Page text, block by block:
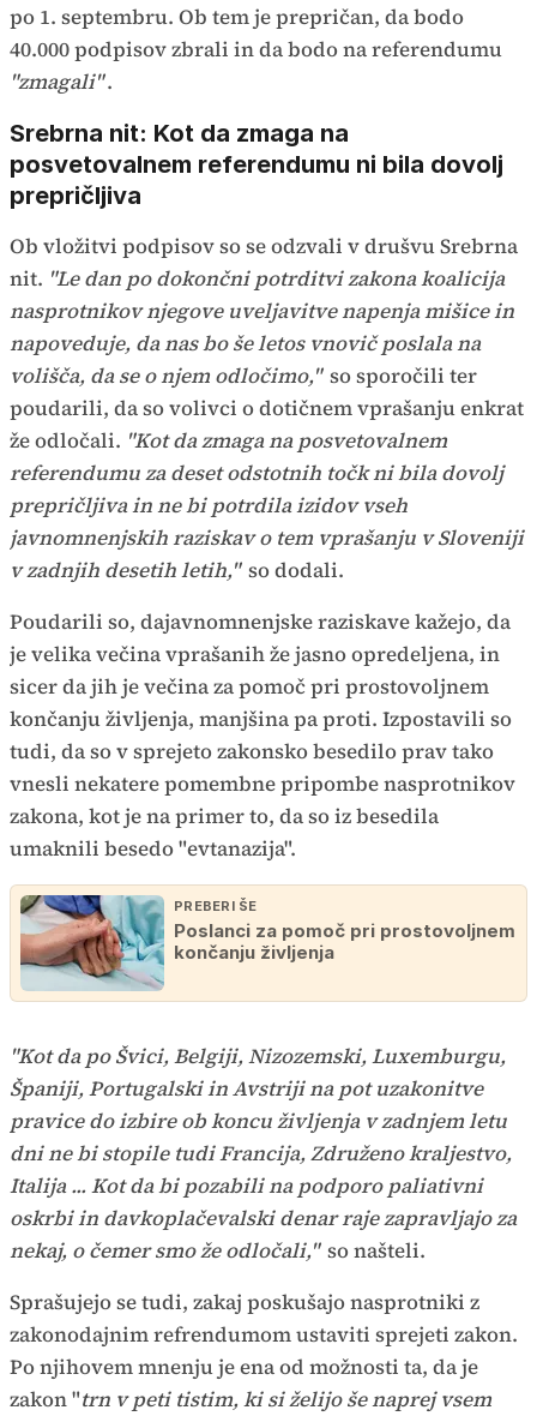
po 1. septembru. Ob tem je prepričan, da bodo
40.000 podpisov zbrali in da bodo na referendumu
"zmagali".
Srebrna nit: Kot da zmaga na
posvetovalnem referendumu ni bila dovolj
prepričljiva
Ob vložitvi podpisov so se odzvali v drušvu Srebrna
nit. "Le dan po dokončni potrditvi zakona koalicija
nasprotnikov njegove uveljavitve napenja mišice in
napoveduje, da nas bo še letos vnovič poslala na
volišča, da se o njem odločimo," so sporočili ter
poudarili, da so volivci o dotičnem vprašanju enkrat
že odločali. "Kot da zmaga na posvetovalnem
referendumu za deset odstotnih točk ni bila dovolj
prepričljiva in ne bi potrdila izidov vseh
javnomnenjskih raziskav o tem vprašanju v Sloveniji
v zadnjih desetih letih," so dodali.
Poudarili so, dajavnomnenjske raziskave kažejo, da
je velika večina vprašanih že jasno opredeljena, in
sicer da jih je večina za pomoč pri prostovoljnem
končanju življenja, manjšina pa proti. Izpostavili so
tudi, da so v sprejeto zakonsko besedilo prav tako
vnesli nekatere pomembne pripombe nasprotnikov
zakona, kot je na primer to, da so iz besedila
umaknili besedo "evtanazija".
PREBERI ŠE
Poslanci za pomoč pri prostovoljnem
končanju življenja
"Kot da po Švici, Belgiji, Nizozemski, Luxemburgu,
Španiji, Portugalski in Avstriji na pot uzakonitve
pravice do izbire ob koncu življenja v zadnjem letu
dni ne bi stopile tudi Francija, Združeno kraljestvo,
Italija ... Kot da bi pozabili na podporo paliativni
oskrbi in davkoplačevalski denar raje zapravljajo za
nekaj, o čemer smo že odločali," so našteli.
Sprašujejo se tudi, zakaj poskušajo nasprotniki z
zakonodajnim refrendumom ustaviti sprejeti zakon.
Po njihovem mnenju je ena od možnosti ta, da je
zakon "trn v peti tistim, ki si želijo še naprej vsem